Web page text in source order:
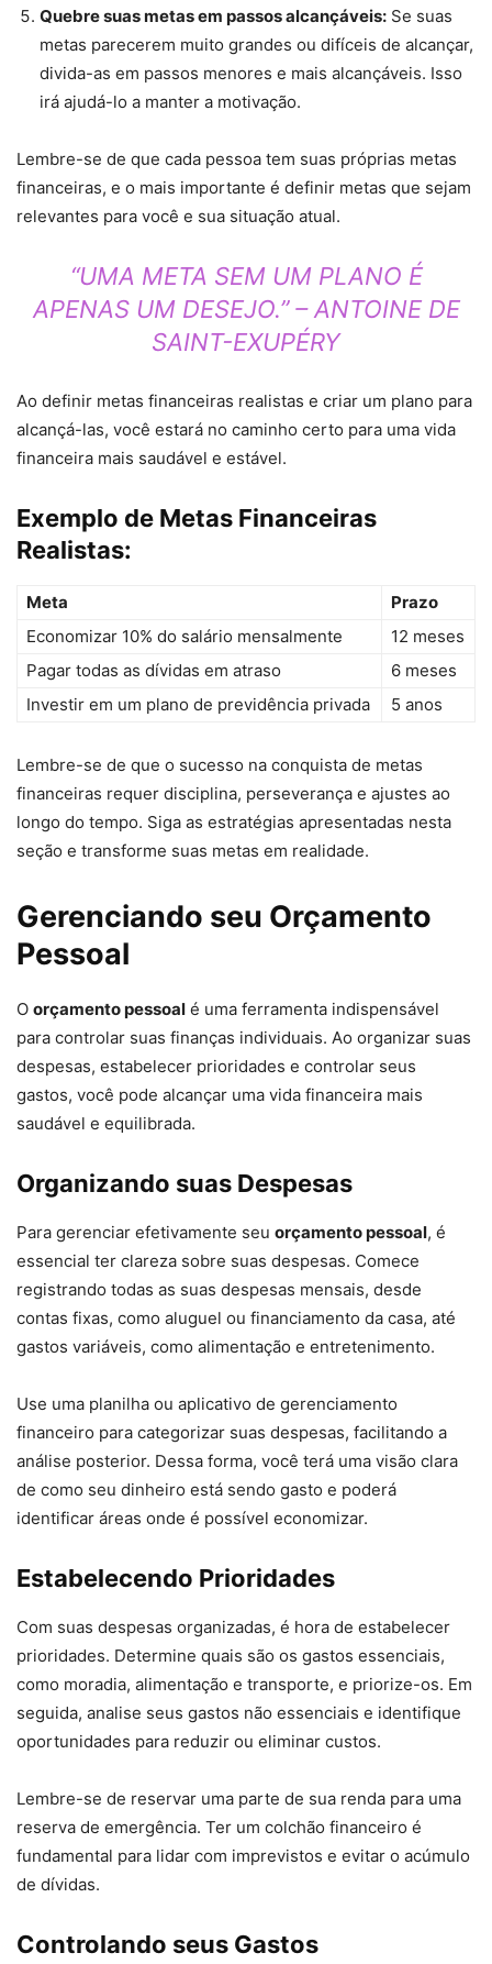
Quebre suas metas em passos alcançáveis: Se suas
metas parecerem muito grandes ou difíceis de alcançar,
divida-as em passos menores e mais alcançáveis. Isso
irá ajudá-lo a manter a motivação.
Lembre-se de que cada pessoa tem suas próprias metas
financeiras, e o mais importante é definir metas que sejam
relevantes para você e sua situação atual.
“UMA META SEM UM PLANO É
APENAS UM DESEJO.” – ANTOINE DE
SAINT-EXUPÉRY
Ao definir metas financeiras realistas e criar um plano para
alcançá-las, você estará no caminho certo para uma vida
financeira mais saudável e estável.
Exemplo de Metas Financeiras
Realistas:
Meta
Prazo
Economizar 10% do salário mensalmente
12 meses
Pagar todas as dívidas em atraso
6 meses
Investir em um plano de previdência privada
5 anos
Lembre-se de que o sucesso na conquista de metas
financeiras requer disciplina, perseverança e ajustes ao
longo do tempo. Siga as estratégias apresentadas nesta
seção e transforme suas metas em realidade.
Gerenciando seu Orçamento
Pessoal
O orçamento pessoal é uma ferramenta indispensável
para controlar suas finanças individuais. Ao organizar suas
despesas, estabelecer prioridades e controlar seus
gastos, você pode alcançar uma vida financeira mais
saudável e equilibrada.
Organizando suas Despesas
Para gerenciar efetivamente seu orçamento pessoal, é
essencial ter clareza sobre suas despesas. Comece
registrando todas as suas despesas mensais, desde
contas fixas, como aluguel ou financiamento da casa, até
gastos variáveis, como alimentação e entretenimento.
Use uma planilha ou aplicativo de gerenciamento
financeiro para categorizar suas despesas, facilitando a
análise posterior. Dessa forma, você terá uma visão clara
de como seu dinheiro está sendo gasto e poderá
identificar áreas onde é possível economizar.
Estabelecendo Prioridades
Com suas despesas organizadas, é hora de estabelecer
prioridades. Determine quais são os gastos essenciais,
como moradia, alimentação e transporte, e priorize-os. Em
seguida, analise seus gastos não essenciais e identifique
oportunidades para reduzir ou eliminar custos.
Lembre-se de reservar uma parte de sua renda para uma
reserva de emergência. Ter um colchão financeiro é
fundamental para lidar com imprevistos e evitar o acúmulo
de dívidas.
Controlando seus Gastos